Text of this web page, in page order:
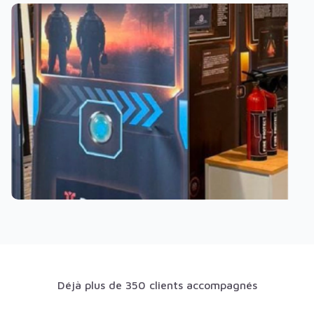
Déjà plus de 350 clients accompagnés